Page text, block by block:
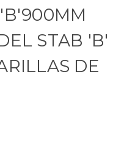
STAB 'B'
DE